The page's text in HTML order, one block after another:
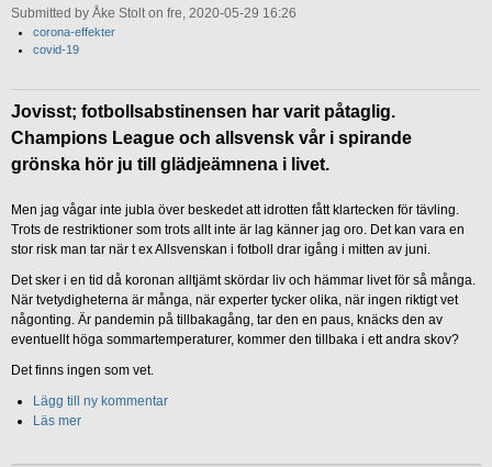
Submitted by Åke Stolt on fre, 2020-05-29 16:26
corona-effekter
covid-19
Jovisst; fotbollsabstinensen har varit påtaglig.
Champions League och allsvensk vår i spirande
grönska hör ju till glädjeämnena i livet.
Men jag vågar inte jubla över beskedet att idrotten fått klartecken för tävling.
Trots de restriktioner som trots allt inte är lag känner jag oro. Det kan vara en
stor risk man tar när t ex Allsvenskan i fotboll drar igång i mitten av juni.
Det sker i en tid då koronan alltjämt skördar liv och hämmar livet för så många.
När tvetydigheterna är många, när experter tycker olika, när ingen riktigt vet
någonting. Är pandemin på tillbakagång, tar den en paus, knäcks den av
eventuellt höga sommartemperaturer, kommer den tillbaka i ett andra skov?
Det finns ingen som vet.
Lägg till ny kommentar
Läs mer